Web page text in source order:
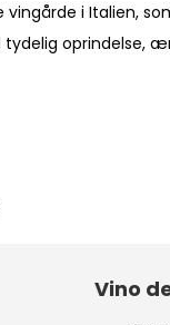
i Italien,
oprindelse,
Vino